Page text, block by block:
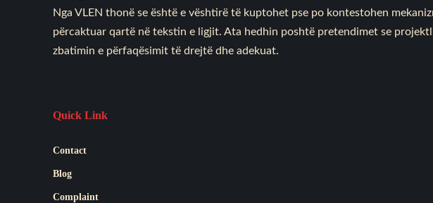
Nga VLEN thonë se është e vështirë të kuptohet pse po kontestohen
përcaktuar qartë në tekstin e ligjit. Ata hedhin poshtë pretendimet se
zbatimin e përfaqësimit të drejtë dhe adekuat.
Quick Link
Contact
Blog
Complaint